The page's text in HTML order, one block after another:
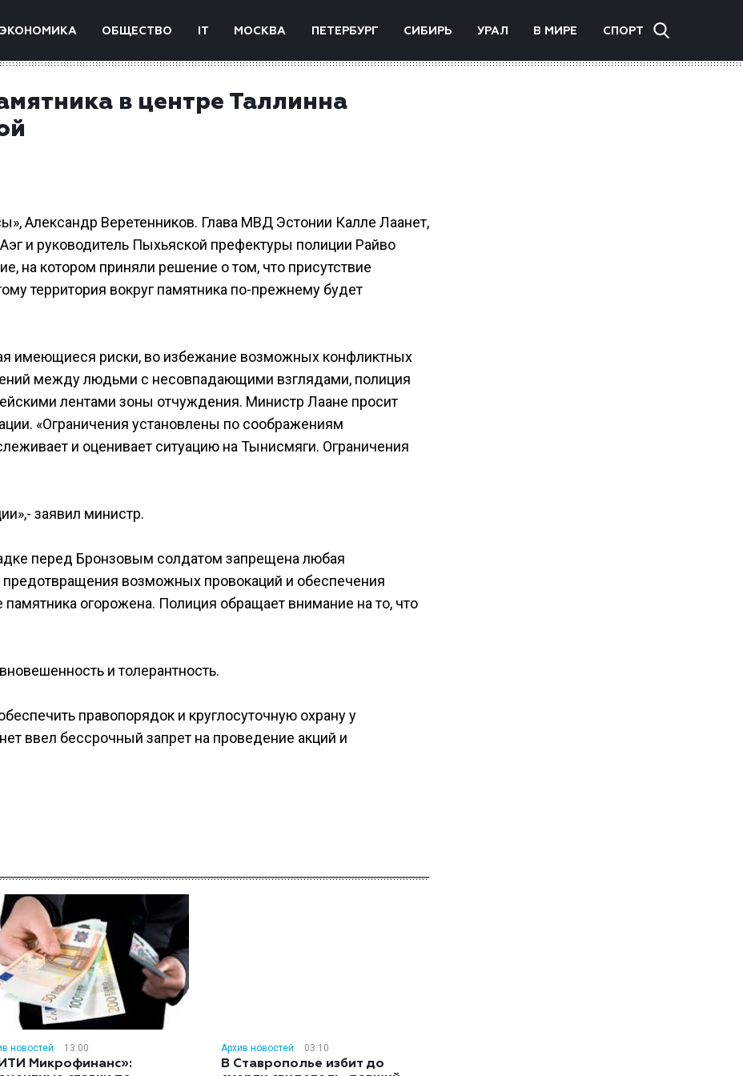
ЭКОНОМИКА ОБЩЕСТВО IT МОСКВА ПЕТЕРБУРГ СИБИРЬ УРАЛ В МИРЕ СПОРТ
в центре Таллинна
Александр Веретенников. Глава МВД Эстонии Калле Лаанет,
и руководитель Пыхьяской префектуры полиции Райво
на котором приняли решение о том, что присутствие
территория вокруг памятника по-прежнему будет
имеющиеся риски, во избежание возможных конфликтных
между людьми с несовпадающими взглядами, полиция
лентами зоны отчуждения. Министр Лаане просит
«Oграничения установлены по соображениям
и оценивает ситуацию на Тынисмяги. Ограничения
заявил министр.
перед Бронзовым солдатом запрещена любая
предотвращения возможных провокаций и обеспечения
огорожена. Полиция обращает внимание на то, что
и толерантность.
правопорядок и круглосуточную охрану у
ввел бессрочный запрет на проведение акций и
новостей 13:00
Микрофинанс»:
Архив новостей 03:10
В Ставрополье избит до